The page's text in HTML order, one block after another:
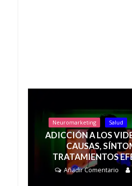
Neuromarketing Salud
ADICCIÓN A LOS
CAUSAS,
TRATAMIENTOS
Añadir Comentario